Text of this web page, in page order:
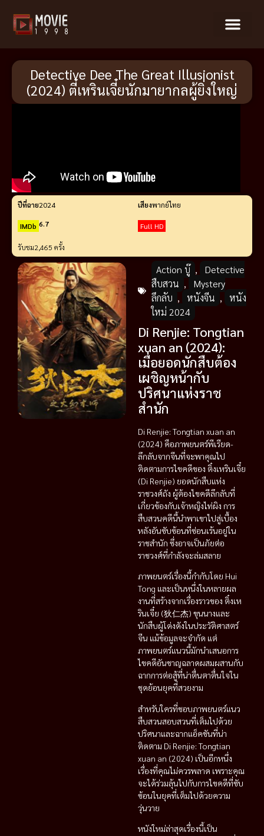
Detective Dee The Great Illusionist
(2024) ตี๋เหรินเจี๋ยนักมายากลผู้ยิ่งใหญ่
ปีที่ฉาย2024 เสียงพากย์ไทย
IMDb 6.7 Full HD
รับชม2,465 ครั้ง
Action บู๊ ,
Detective
สืบสวน ,
Mystery
ลึกลับ , หนังจีน ,
หนัง
ใหม่ 2024
Di Renjie: Tongtian
xuan an (2024):
เมื่อยอดนักสืบต้อง
เผชิญหน้ากับ
ปริศนาแห่งราช
สำนัก
Di Renjie: Tongtian xuan an
(2024) คือภาพยนตร์พีเรียด-
ลึกลับจากจีนที่จะพาคุณไป
ติดตามการไขคดีของ ติ๋งเหรินเจี๋ย
(Di Renjie) ยอดนักสืบแห่ง
ราชวงศ์ถัง ผู้ต้องไขคดีลึกลับที่
เกี่ยวข้องกับเจ้าหญิงไท่ผิง การ
สืบสวนคดีนี้นำพาเขาไปสู่เบื้อง
หลังอันซับซ้อนที่ซ่อนเร้นอยู่ใน
ราชสำนัก ซึ่งอาจเป็นภัยต่อ
ราชวงศ์ที่กำลังจะล่มสลาย
ภาพยนตร์เรื่องนี้กำกับโดย Hui
Tong และเป็นหนึ่งในหลายผล
งานที่สร้างจากเรื่องราวของ ติ๋งเห
รินเจี๋ย (狄仁杰) ขุนนางและ
นักสืบผู้โด่งดังในประวัติศาสตร์
จีน แม้ข้อมูลจะจำกัด แต่
ภาพยนตร์แนวนี้มักนำเสนอการ
ไขคดีอันชาญฉลาดผสมผสานกับ
ฉากการต่อสู้ที่น่าตื่นตาตื่นใจใน
ชุดย้อนยุคที่สวยงาม
สำหรับใครที่ชอบภาพยนตร์แนว
สืบสวนสอบสวนที่เต็มไปด้วย
ปริศนาและฉากแอ็คชันที่น่า
ติดตาม Di Renjie: Tongtian
xuan an (2024) เป็นอีกหนึ่ง
เรื่องที่คุณไม่ควรพลาด เพราะคุณ
จะได้ร่วมลุ้นไปกับการไขคดีที่ซับ
ซ้อนในยุคที่เต็มไปด้วยความ
วุ่นวาย
หนังใหม่ล่าสุดเรื่องนี้เป็น